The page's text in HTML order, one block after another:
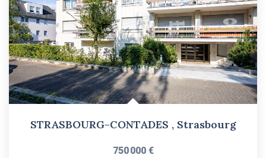
STRASBOURG-CONTADES , Strasbourg
750 000 €